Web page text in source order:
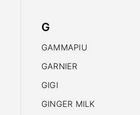
G
GAMMAPIU
GARNIER
GIGI
GINGER MILK